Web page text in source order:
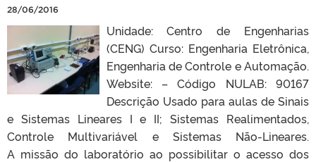
28/06/2016
Unidade: Centro de Engenharias
(CENG) Curso: Engenharia Eletrônica,
Engenharia de Controle e Automação.
Website: – Código NULAB: 90167
Descrição Usado para aulas de Sinais
e Sistemas Lineares I e II; Sistemas Realimentados,
Controle Multivariável e Sistemas Não-Lineares.
A missão do laboratório ao possibilitar o acesso dos